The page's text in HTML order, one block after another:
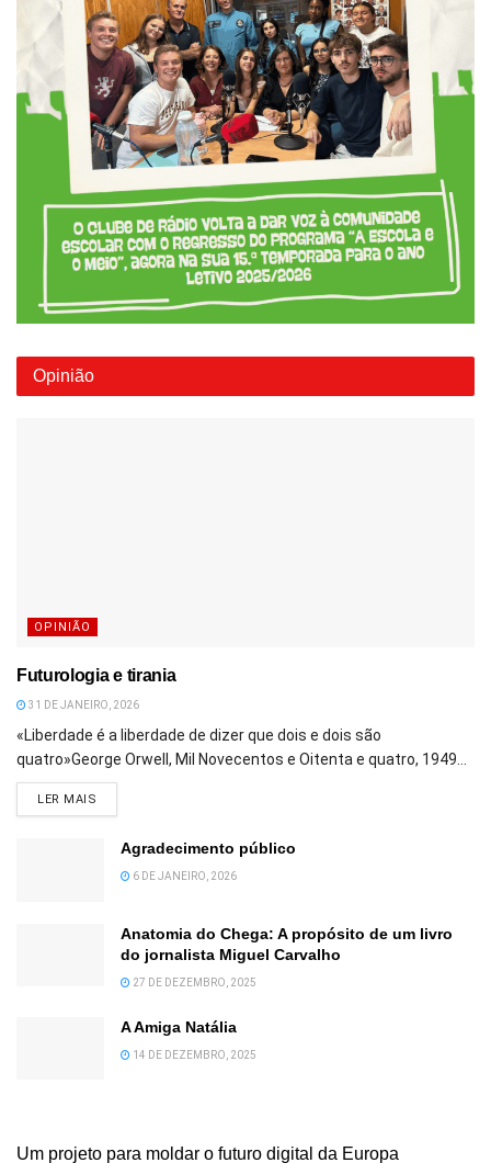
Opinião
OPINIÃO
Futurologia e tirania
31 DE JANEIRO, 2026
«Liberdade é a liberdade de dizer que dois e dois são
quatro»George Orwell, Mil Novecentos e Oitenta e quatro, 1949...
LER MAIS
Agradecimento público
6 DE JANEIRO, 2026
Anatomia do Chega: A propósito de um livro
do jornalista Miguel Carvalho
27 DE DEZEMBRO, 2025
A Amiga Natália
14 DE DEZEMBRO, 2025
Um projeto para moldar o futuro digital da Europa